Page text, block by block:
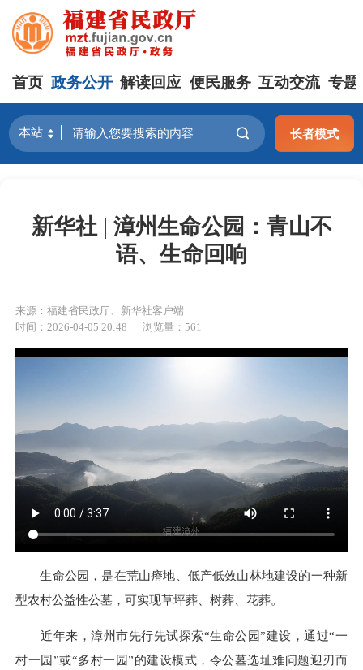
首页 政务公开 解读回应 便民服务 互动交流 专题
长者模式
新华社 | 漳州生命公园：青山不
语、生命回响
来源：福建省民政厅、新华社客户端
时间：2026-04-05 20:48
浏览量：561
生命公园，是在荒山瘠地、低产低效山林地建设的一种新
型农村公益性公墓，可实现草坪葬、树葬、花葬。
近年来，漳州市先行先试探索“生命公园”建设，通过“一
村一园”或“多村一园”的建设模式，令公墓选址难问题迎刃而